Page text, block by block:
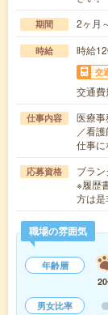
期間 2ヶ月
時給 時給
交
交通
仕事内容
医療
／看
仕事
応募資格
ブラ
※履歴
方は
職場の雰囲気
年齢層
男女比率